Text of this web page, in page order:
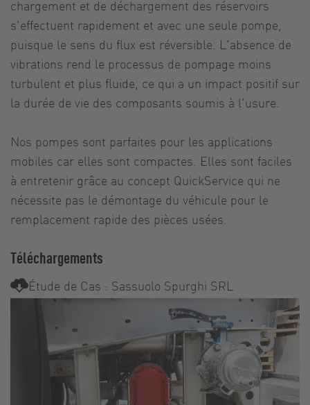
chargement et de déchargement des réservoirs
s'effectuent rapidement et avec une seule pompe,
puisque le sens du flux est réversible. L'absence de
vibrations rend le processus de pompage moins
turbulent et plus fluide, ce qui a un impact positif sur
la durée de vie des composants soumis à l'usure.
Nos pompes sont parfaites pour les applications
mobiles car elles sont compactes. Elles sont faciles
à entretenir grâce au concept QuickService qui ne
nécessite pas le démontage du véhicule pour le
remplacement rapide des pièces usées.
Téléchargements
Étude de Cas : Sassuolo Spurghi SRL